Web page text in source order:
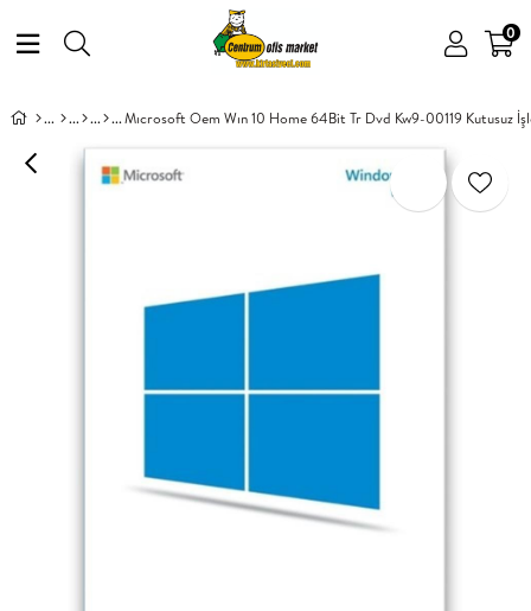
0
Mıcrosoft Oem Wın 10 Home 64Bit Tr Dvd Kw9-00119 Kutusuz